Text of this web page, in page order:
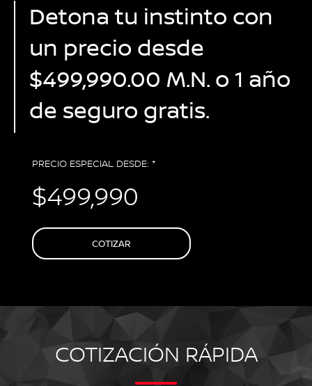
Detona tu instinto con
un precio desde
$499,990.00 M.N. o 1 año
de seguro gratis.
PRECIO ESPECIAL DESDE: *
$499,990
COTIZAR
COTIZACIÓN RÁPIDA